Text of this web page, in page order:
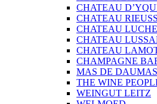
CHATEAU
CHATEAU
CHATEAU
CHATEAU
CHATEAU
CHAMPAGNE
MAS DE
THE WINE
WEINGUT LEITZ